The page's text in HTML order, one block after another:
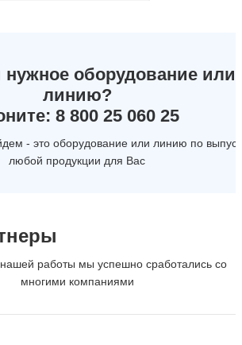
оборудование или
линию?
8 800 25 060 25
- это оборудование или линию по
любой продукции для Вас
работы мы успешно сработались со
многими компаниями